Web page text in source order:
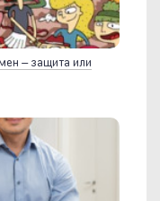
– защита или